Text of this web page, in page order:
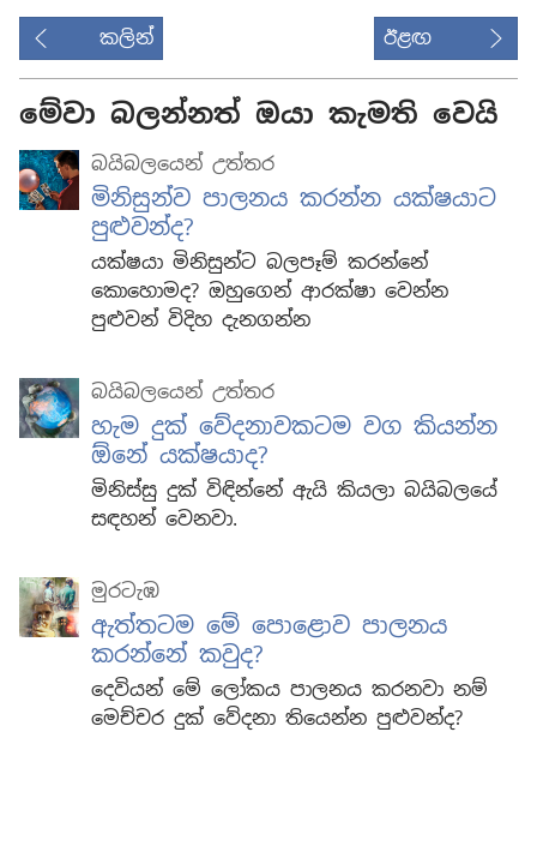
කලින් ඊළඟ
මේවා බලන්නත් ඔයා කැමති වෙයි
බයිබලයෙන් උත්තර
මිනිසුන්ව පාලනය කරන්න යක්ෂයාට
පුළුවන්ද?
යක්ෂයා මිනිසුන්ට බලපෑම් කරන්නේ
කොහොමද? ඔහුගෙන් ආරක්ෂා වෙන්න
පුළුවන් විදිහ දැනගන්න
බයිබලයෙන් උත්තර
හැම දුක් වේදනාවකටම වග කියන්න
ඕනේ යක්ෂයාද?
මිනිස්සු දුක් විඳින්නේ ඇයි කියලා බයිබලයේ
සඳහන් වෙනවා.
මුරටැඹ
ඇත්තටම මේ පොළොව පාලනය
කරන්නේ කවුද?
දෙවියන් මේ ලෝකය පාලනය කරනවා නම්
මෙච්චර දුක් වේදනා තියෙන්න පුළුවන්ද?